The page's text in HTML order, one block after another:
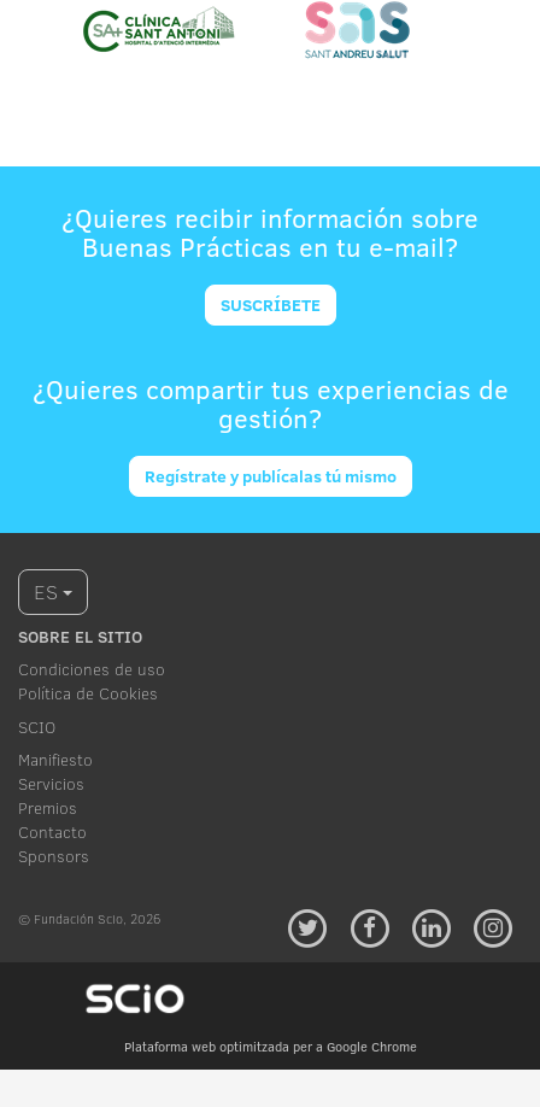
¿Quieres recibir información sobre
Buenas Prácticas en tu e-mail?
SUSCRÍBETE
¿Quieres compartir tus experiencias de
gestión?
Regístrate y publícalas tú mismo
ES
SOBRE EL SITIO
Condiciones de uso
Política de Cookies
SCIO
Manifiesto
Servicios
Premios
Contacto
Sponsors
© Fundación Scio, 2026
Plataforma web optimitzada per a Google Chrome